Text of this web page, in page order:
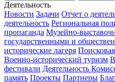
Деятельность
Новости Задачи Отчет о
деятельность Региональная
пропаганда Музейно-
государственными и
исторические лагеря
Военно-исторический туризм
фестивали Деятельность
память Проекты Партнеры